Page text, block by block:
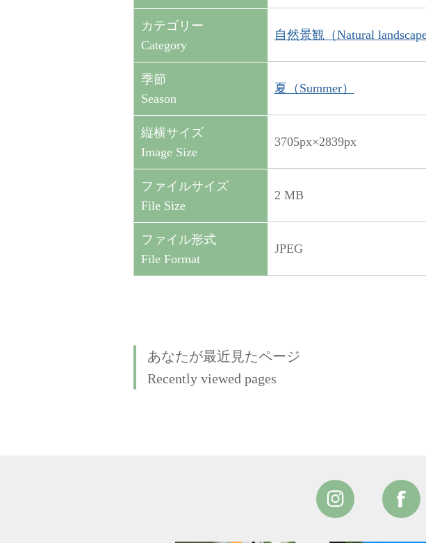
カテゴリー
Category
自然景観（Natural landscape
季節
Season
夏（Summer）
縦横サイズ
Image Size
3705px×2839px
ファイルサイズ
File Size
2 MB
ファイル形式
File Format
JPEG
あなたが最近見たページ
Recently viewed pages